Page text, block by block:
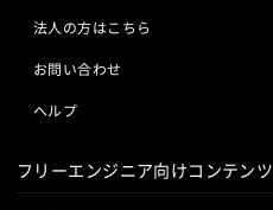
法人の方はこちら
お問い合わせ
ヘルプ
フリーエンジニア向けコンテンツ